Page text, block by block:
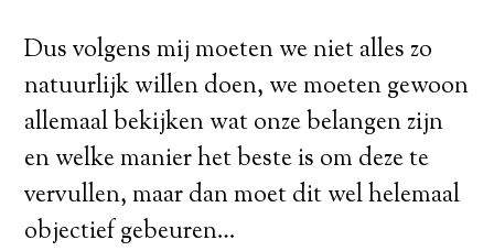
Dus volgens mij moeten we niet alles zo
natuurlijk willen doen, we moeten gewoon
allemaal bekijken wat onze belangen zijn
en welke manier het beste is om deze te
vervullen, maar dan moet dit wel helemaal
objectief gebeuren…